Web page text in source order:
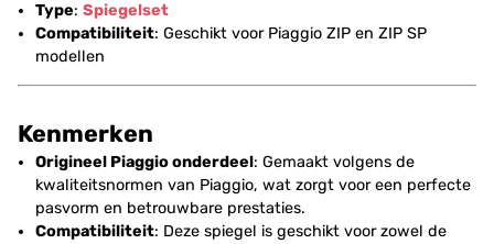
Type: Spiegelset
Compatibiliteit: Geschikt voor Piaggio ZIP en ZIP SP
modellen
Kenmerken
Origineel Piaggio onderdeel: Gemaakt volgens de
kwaliteitsnormen van Piaggio, wat zorgt voor een perfecte
pasvorm en betrouwbare prestaties.
Compatibiliteit: Deze spiegel is geschikt voor zowel de